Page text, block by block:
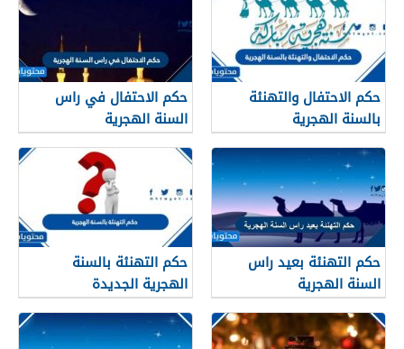
حكم الاحتفال والتهنئة
بالسنة الهجرية
حكم الاحتفال في راس
السنة الهجرية
حكم التهنئة بعيد راس
السنة الهجرية
حكم التهنئة بالسنة
الهجرية الجديدة